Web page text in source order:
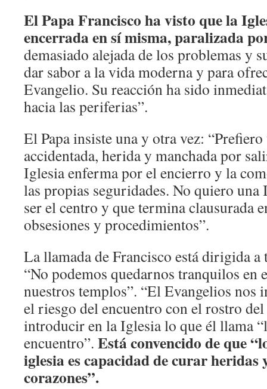
El Papa Francisco ha visto que la
encerrada en sí misma, paralizada
demasiado alejada de los problemas y
dar sabor a la vida moderna y para
Evangelio. Su reacción ha sido
hacia las periferias”.
El Papa insiste una y otra vez:
accidentada, herida y manchada por
Iglesia enferma por el encierro y la
las propias seguridades. No quiero una
ser el centro y que termina clausurada
obsesiones y procedimientos”.
La llamada de Francisco está dirigida
“No podemos quedarnos tranquilos en
nuestros templos”. “El Evangelios nos
el riesgo del encuentro con el rostro
introducir en la Iglesia lo que él llama
encuentro”. Está convencido de que
iglesia es capacidad de curar heridas
corazones”.